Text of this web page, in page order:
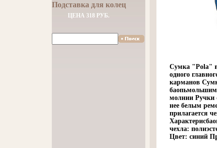
Подставка для колец
ЦЕНА 318 РУБ.
Сумка "Pola"
одного
карманов
баопьмольшим
молнии Ручки
нее белым
прилагается
чехла:
Цвет: синий